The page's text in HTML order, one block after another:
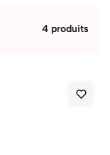
4 produits